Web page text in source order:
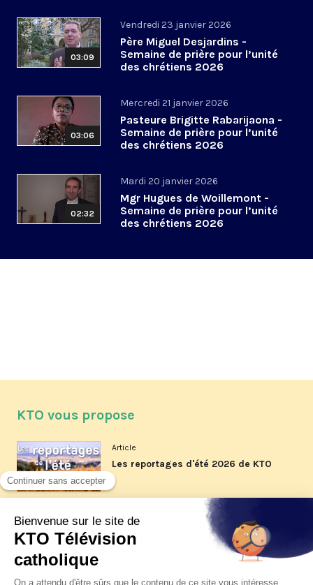
03:09
Vendredi 23 janvier 2026
Père Miguel Desjardins -
Semaine de prière pour l’unité
des chrétiens 2026
03:06
Mercredi 21 janvier 2026
Pasteure Brigitte Rabarijaona -
Semaine de prière pour l’unité
des chrétiens 2026
02:32
Mardi 20 janvier 2026
Mgr Hugues de Woillemont -
Semaine de prière pour l’unité
des chrétiens 2026
KTO vous propose
Article
Les reportages d'été 2026 de KTO
La visite pastorale du pape Léon
XIV à Assise à suivre sur KTO le
jeudi 6 août
Article